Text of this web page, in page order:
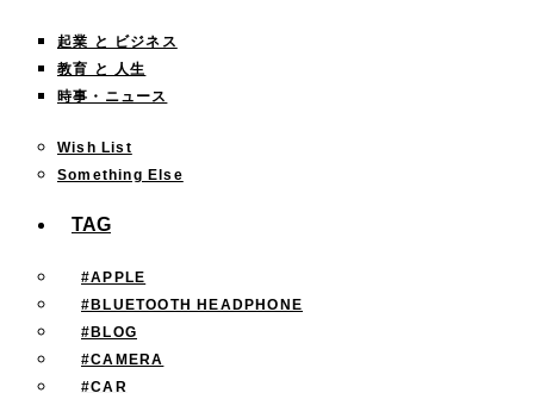
起業 と ビジネス
教育 と 人生
時事・ニュース
Wish List
Something Else
TAG
#APPLE
#BLUETOOTH HEADPHONE
#BLOG
#CAMERA
#CAR